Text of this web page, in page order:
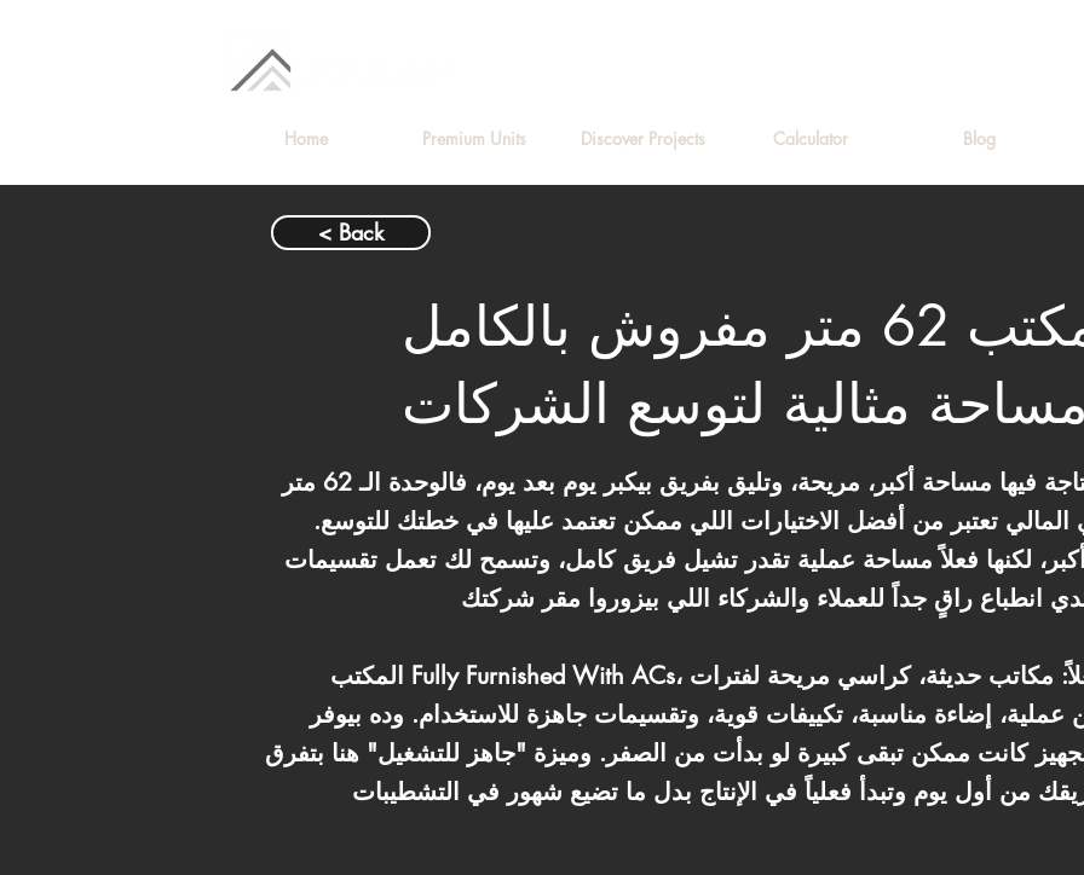
Home Premium Units Discover Projects Calculator Blog
< Back
مكتب 62 متر مفروش بالكامل
مثالية لتوسع الشركات
لو شركتك وصلت لمرحلة محتاجة فيها مساحة أكبر، مريحة، وتليق بفريق بيكبر يوم بعد يوم، فالوحدة الـ 62 متر
تعتبر من أفضل الاختيارات اللي ممكن تعتمد عليها في خطتك للتوسع.
لكنها فعلاً مساحة عملية تقدر تشيل فريق كامل، وتسمح لك تعمل تقسيمات
المكتب Fully Furnished With ACs، يعني هتستلم مكان مكتمل فعلاً: مكاتب حديثة، كراسي مريحة لفترات
إضاءة مناسبة، تكييفات قوية، وتقسيمات جاهزة للاستخدام. وده بيوفر
كانت ممكن تبقى كبيرة لو بدأت من الصفر. وميزة "جاهز للتشغيل" هنا بتفرق
من أول يوم وتبدأ فعلياً في الإنتاج بدل ما تضيع شهور في التشطيبات